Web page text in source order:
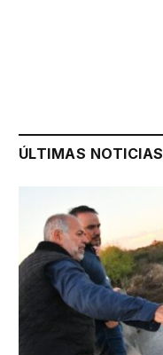
ÚLTIMAS NOTICIAS